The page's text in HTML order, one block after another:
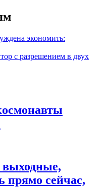
экономить:
с разрешением в двух
прямо сейчас,